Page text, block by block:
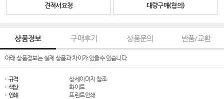
견적서요청 대량구매(협의)
상품정보 구매후기 상품문의 반품/교환
아래 상품정보는 실제 상품과 차이가 있을수 있습니다
· 규격
상세이미지 참조
· 색상
화이트
· 인쇄
프린트인쇄